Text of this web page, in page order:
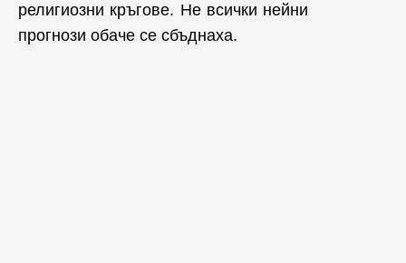
религиозни кръгове. Не всички нейни
прогнози обаче се сбъднаха.